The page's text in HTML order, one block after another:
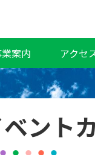
案内 アクセ
ント